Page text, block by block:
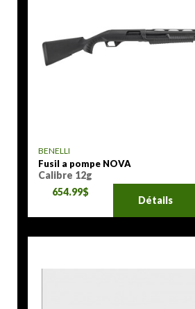
BENELLI
Fusil a pompe NOVA
Calibre 12g
654.99$
Détails